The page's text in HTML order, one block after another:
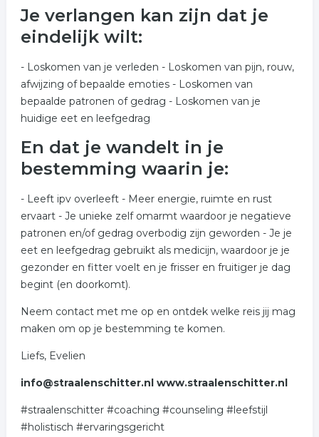
Je verlangen kan zijn dat je
eindelijk wilt:
- Loskomen van je verleden - Loskomen van pijn, rouw,
afwijzing of bepaalde emoties - Loskomen van
bepaalde patronen of gedrag - Loskomen van je
huidige eet en leefgedrag
En dat je wandelt in je
bestemming waarin je:
- Leeft ipv overleeft - Meer energie, ruimte en rust
ervaart - Je unieke zelf omarmt waardoor je negatieve
patronen en/of gedrag overbodig zijn geworden - Je je
eet en leefgedrag gebruikt als medicijn, waardoor je je
gezonder en fitter voelt en je frisser en fruitiger je dag
begint (en doorkomt).
Neem contact met me op en ontdek welke reis jij mag
maken om op je bestemming te komen.
Liefs, Evelien
info@straalenschitter.nl www.straalenschitter.nl
#straalenschitter #coaching #counseling #leefstijl
#holistisch #ervaringsgericht